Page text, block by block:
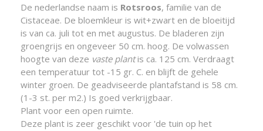
De nederlandse naam is Rotsroos, familie van de
Cistaceae. De bloemkleur is wit+zwart en de bloeitijd
is van ca. juli tot en met augustus. De bladeren zijn
groengrijs en ongeveer 50 cm. hoog. De volwassen
hoogte van deze vaste plantis ca. 125 cm. Verdraagt
een temperatuur tot -15 gr. C. en blijft de gehele
winter groen. De geadviseerde plantafstand is 58 cm.
(1-3 st. per m2.) Is goed verkrijgbaar.
Plant voor een open ruimte.
Deze plant is zeer geschikt voor 'de tuin op het